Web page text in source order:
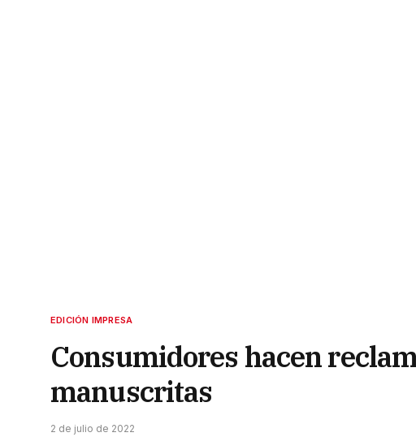
EDICIÓN IMPRESA
Consumidores hacen
manuscritas
2 de julio de 2022